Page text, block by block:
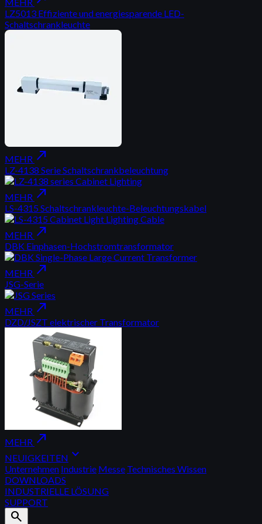
LZ5013 Effiziente und energiesparende LED-
Schaltschrankleuchte
MEHR north_east
LZ-4138 Serie Schaltschrankbeleuchtung
MEHR north_east
LS-4315 Schaltschrankleuchte-Beleuchtungskabel
MEHR north_east
DBK Einphasen-Hochstromtransformator
MEHR north_east
JSG-Serie
MEHR north_east
DZD/JSZT elektrischer Transformator
MEHR north_east
NEUIGKEITEN expand_more
Unternehmen Industrie Messe Technisches Wissen
DOWNLOADS
INDUSTRIELLE LÖSUNG
SUPPORT
search